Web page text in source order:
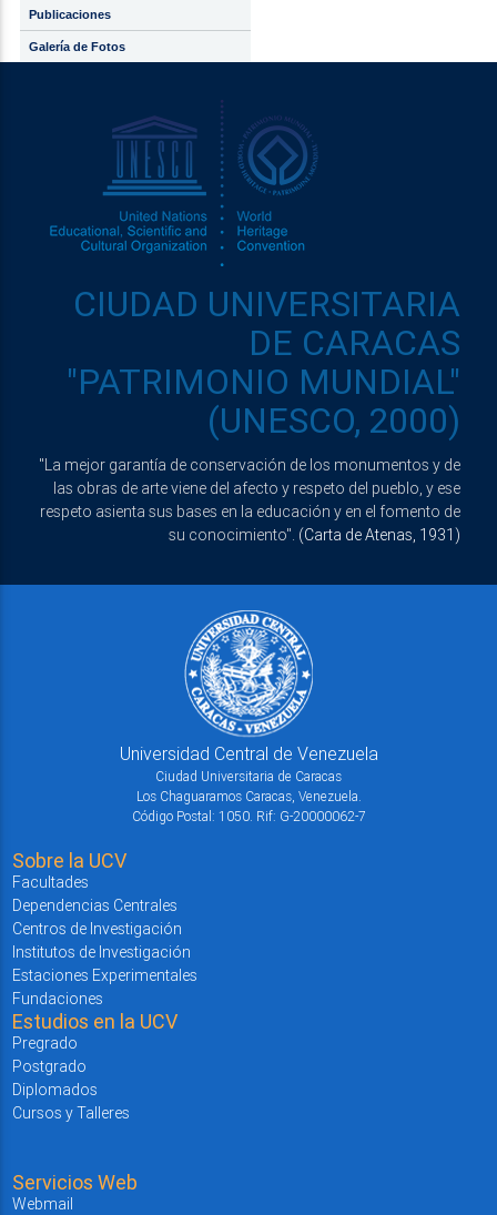
Publicaciones
Galería de Fotos
CIUDAD UNIVERSITARIA
DE CARACAS
"PATRIMONIO MUNDIAL"
(UNESCO, 2000)
"La mejor garantía de conservación de los monumentos y de
las obras de arte viene del afecto y respeto del pueblo, y ese
respeto asienta sus bases en la educación y en el fomento de
su conocimiento". (Carta de Atenas, 1931)
Universidad Central de Venezuela
Ciudad Universitaria de Caracas
Los Chaguaramos Caracas, Venezuela.
Código Postal: 1050. Rif: G-20000062-7
Sobre la UCV
Facultades
Dependencias Centrales
Centros de Investigación
Institutos de Investigación
Estaciones Experimentales
Fundaciones
Estudios en la UCV
Pregrado
Postgrado
Diplomados
Cursos y Talleres
Servicios Web
Webmail